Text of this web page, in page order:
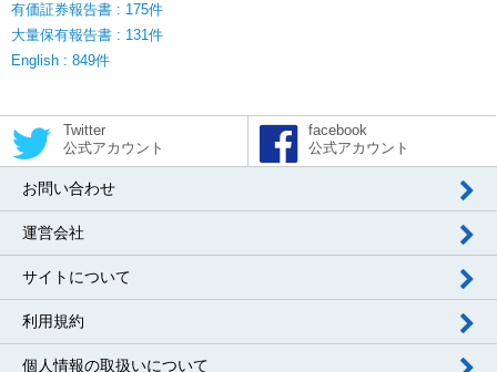
有価証券報告書 : 175件
大量保有報告書 : 131件
English : 849件
Twitter
公式アカウント
facebook
公式アカウント
お問い合わせ
運営会社
サイトについて
利用規約
個人情報の取扱いについて